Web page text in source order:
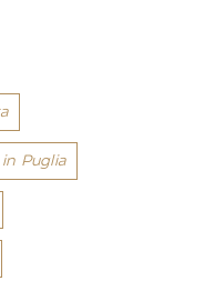
Puglia